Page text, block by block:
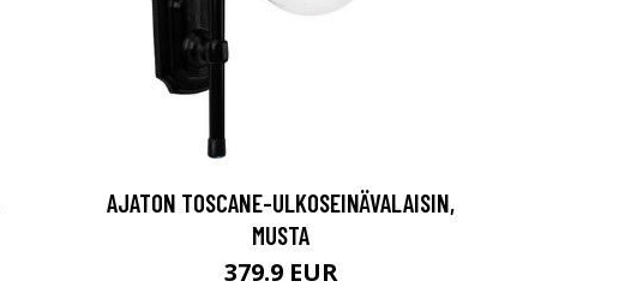
AJATON TOSCANE-ULKOSEINÄVALAISIN,
MUSTA
379.9 EUR